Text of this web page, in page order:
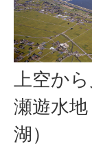
上空か
瀬遊水地
湖）